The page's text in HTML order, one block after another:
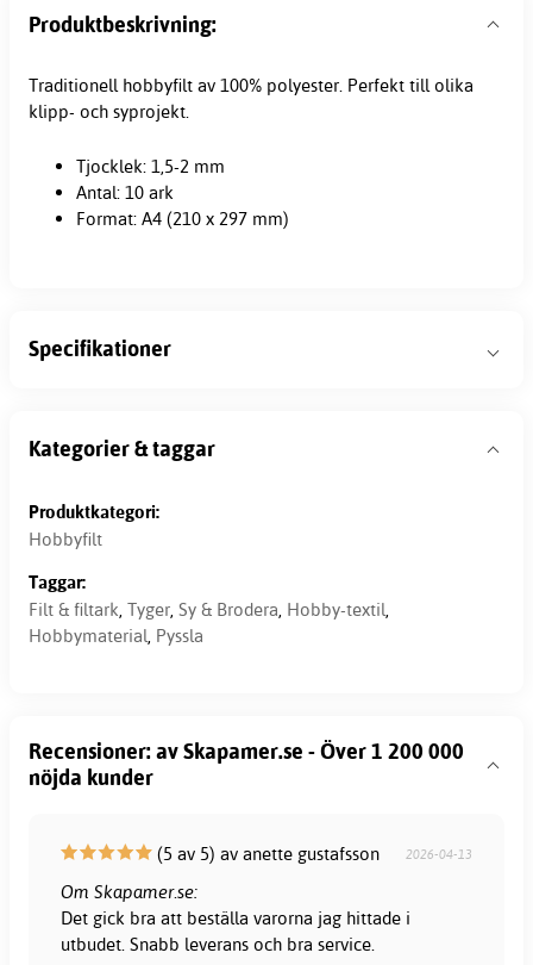
Produktbeskrivning:
Traditionell hobbyfilt av 100% polyester. Perfekt till olika
klipp- och syprojekt.
Tjocklek: 1,5-2 mm
Antal: 10 ark
Format: A4 (210 x 297 mm)
Specifikationer
Kategorier & taggar
Produktkategori:
Hobbyfilt
Taggar:
Filt & filtark, Tyger, Sy & Brodera, Hobby-textil,
Hobbymaterial, Pyssla
Recensioner: av Skapamer.se - Över 1 200 000
nöjda kunder
(5 av 5) av anette gustafsson 2026-04-13
Om Skapamer.se:
Det gick bra att beställa varorna jag hittade i
utbudet. Snabb leverans och bra service.